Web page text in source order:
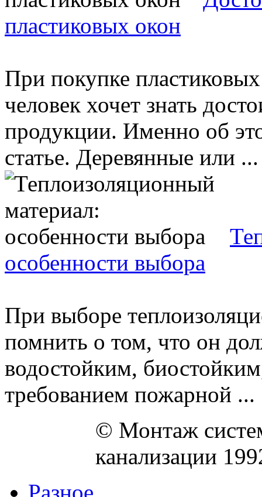
пластиковых окон
При покупке
человек хочет знать
продукции. Именно об
статье. Деревянные или ...
особенности выбора
При выборе
помнить о том, что он
водостойким,
требованием пожарной ...
© Монтаж
канализации
Разное